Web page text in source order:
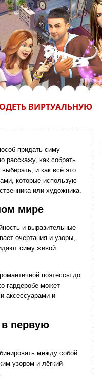
ВИРТУАЛЬНУЮ
придать симу
расскажу, как собрать
и как всё это
которые использую
или художника.
мире
и выразительные
очертания и узоры,
симу живой
поэтессы до
может
аксессуарами и
в первую
между собой.
узором и лёгкий